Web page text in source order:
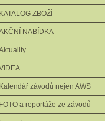
KATALOG ZBOŽÍ
NABÍDKA
Kalendář závodů nejen AWS
FOTO a reportáže ze závodů